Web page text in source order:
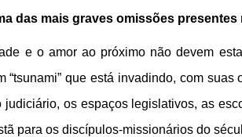
das mais graves omissões
e o amor ao próximo não devem
“tsunami” que está invadindo, com
judiciário, os espaços legislativos, as
para os discípulos-missionários do